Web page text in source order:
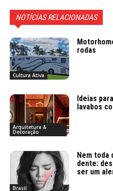
NOTÍCIAS RELACIONADAS
Cultura Ativa
rodas
Arquitetura &
Decoração
Ideias
lavabos
Brasil
Nem toda
dente:
ser um